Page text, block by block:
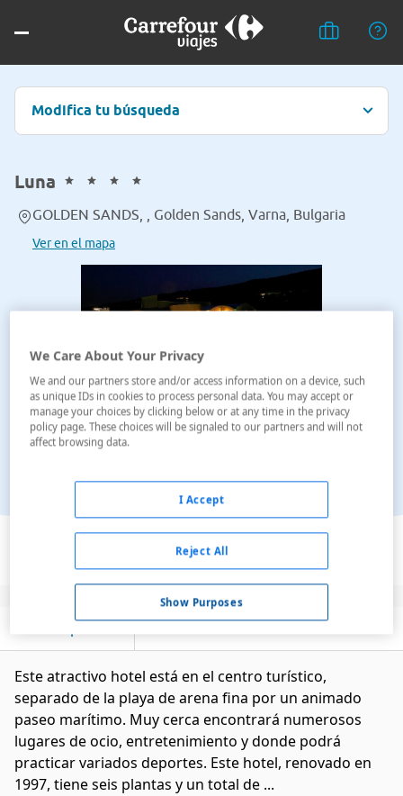
Modifica tu búsqueda
Luna
GOLDEN SANDS, , Golden Sands, Varna, Bulgaria
Ver en el mapa
Ver en el mapa
Este atractivo hotel está en el centro turístico,
separado de la playa de arena fina por un animado
paseo marítimo. Muy cerca encontrará numerosos
lugares de ocio, entretenimiento y donde podrá
practicar variados deportes. Este hotel, renovado en
1997, tiene seis plantas y un total de ...
We Care About Your Privacy
We and our partners store and/or access information on a device, such
as unique IDs in cookies to process personal data. You may accept or
manage your choices by clicking below or at any time in the privacy
policy page. These choices will be signaled to our partners and will not
affect browsing data.
Show Purposes
Reject All
I Accept